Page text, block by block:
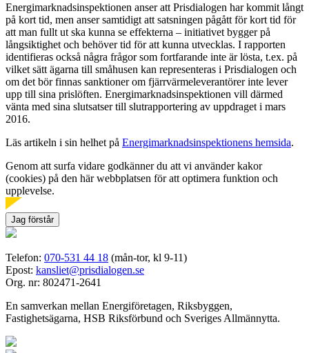
Energimarknadsinspektionen anser att Prisdialogen har kommit långt
på kort tid, men anser samtidigt att satsningen pågått för kort tid för
att man fullt ut ska kunna se effekterna – initiativet bygger på
långsiktighet och behöver tid för att kunna utvecklas. I rapporten
identifieras också några frågor som fortfarande inte är lösta, t.ex. på
vilket sätt ägarna till småhusen kan representeras i Prisdialogen och
om det bör finnas sanktioner om fjärrvärmeleverantörer inte lever
upp till sina prislöften. Energimarknadsinspektionen vill därmed
vänta med sina slutsatser till slutrapportering av uppdraget i mars
2016.
Läs artikeln i sin helhet på Energimarknadsinspektionens hemsida.
Genom att surfa vidare godkänner du att vi använder kakor
(cookies) på den här webbplatsen för att optimera funktion och
upplevelse.
Jag förstår
Telefon: 070-531 44 18 (mån-tor, kl 9-11)
Epost: kansliet@prisdialogen.se
Org. nr: 802471-2641
En samverkan mellan Energiföretagen, Riksbyggen,
Fastighetsägarna, HSB Riksförbund och Sveriges Allmännytta.